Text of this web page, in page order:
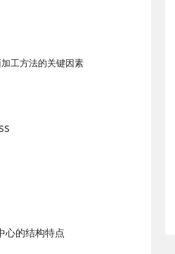
工方法的关键因素
心的结构特点